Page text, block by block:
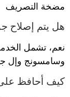
مضخة التصريف
هل يتم إصلاح
نعم، تشمل
وسامسونج وإل
كيف أحافظ